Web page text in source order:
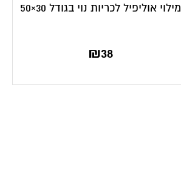
מילוי אוליפיל לכריות נוי בגודל 30×50
₪38